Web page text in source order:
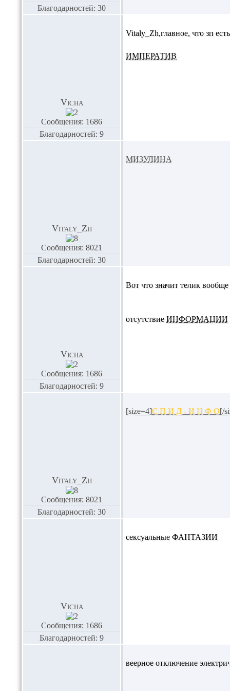
Благодарностей: 30
Vicha
Сообщения: 1686
Благодарностей: 9
Vitaly_Zh,главное, что зп
ИМПЕРАТИВ
Vitaly_Zh
Сообщения: 8021
Благодарностей: 30
МИЗУЛИНА
Vicha
Сообщения: 1686
Благодарностей: 9
Вот что значит телик
отсутствие ИНФОРМАЦИИ
Vitaly_Zh
Сообщения: 8021
Благодарностей: 30
[size=4]С П И Д - И Н Ф О[/
Vicha
Сообщения: 1686
Благодарностей: 9
сексуальные ФАНТАЗИИ
веерное отключение